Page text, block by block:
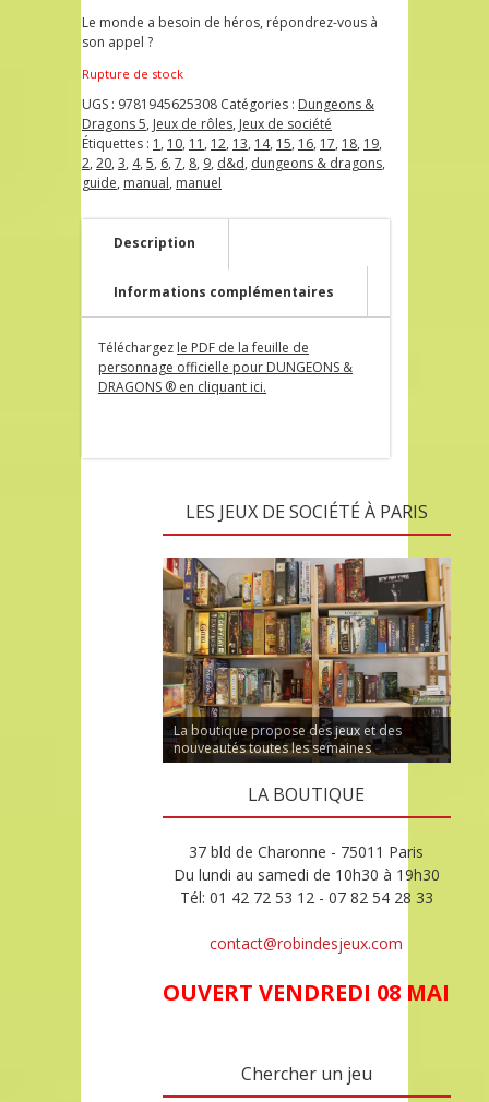
Le monde a besoin de héros, répondrez-vous à
son appel ?
Rupture de stock
UGS : 9781945625308 Catégories : Dungeons &
Dragons 5, Jeux de rôles, Jeux de société
Étiquettes : 1 , 10, 11 , 12, 13, 14, 15, 16, 17, 18, 19,
2, 20, 3, 4, 5, 6, 7, 8, 9, d&d, dungeons & dragons,
guide, manual, manuel
Description
Informations complémentaires
Téléchargez le PDF de la feuille de
personnage officielle pour DUNGEONS &
DRAGONS ® en cliquant ici.
LES JEUX DE SOCIÉTÉ À PARIS
La boutique propose des jeux et des
nouveautés toutes les semaines
LA BOUTIQUE
37 bld de Charonne - 75011 Paris
Du lundi au samedi de 10h30 à 19h30
Tél: 01 42 72 53 12 - 07 82 54 28 33
contact@robindesjeux.com
OUVERT VENDREDI 08 MAI
Chercher un jeu